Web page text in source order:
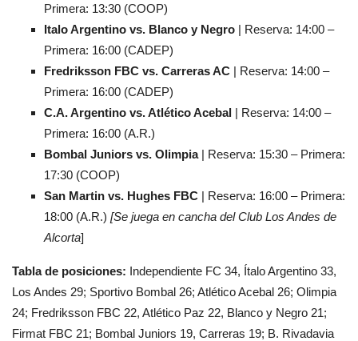
Primera: 13:30 (COOP)
Italo Argentino vs. Blanco y Negro | Reserva: 14:00 –
Primera: 16:00 (CADEP)
Fredriksson FBC vs. Carreras AC | Reserva: 14:00 –
Primera: 16:00 (CADEP)
C.A. Argentino vs. Atlético Acebal | Reserva: 14:00 –
Primera: 16:00 (A.R.)
Bombal Juniors vs. Olimpia| Reserva: 15:30 – Primera:
17:30 (COOP)
San Martin vs. Hughes FBC | Reserva: 16:00 – Primera:
18:00 (A.R.) [Se juega en cancha del Club Los Andes de
Alcorta]
Tabla de posiciones: Independiente FC 34, Ítalo Argentino 33,
Los Andes 29; Sportivo Bombal 26; Atlético Acebal 26; Olimpia
24; Fredriksson FBC 22, Atlético Paz 22, Blanco y Negro 21;
Firmat FBC 21; Bombal Juniors 19, Carreras 19; B. Rivadavia